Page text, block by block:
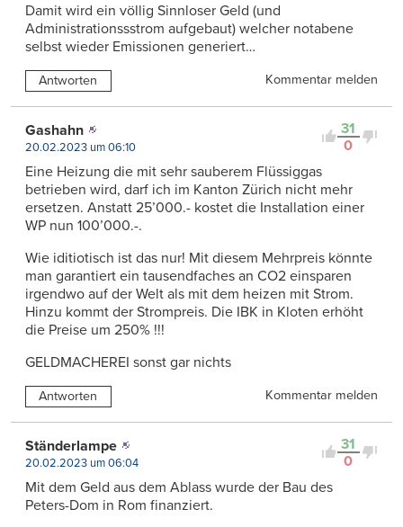
Damit wird ein völlig Sinnloser Geld (und
Administrationssstrom aufgebaut) welcher notabene
selbst wieder Emissionen generiert…
Antworten Kommentar melden
31
0
Gashahn
20.02.2023 um 06:10
Eine Heizung die mit sehr sauberem Flüssiggas
betrieben wird, darf ich im Kanton Zürich nicht mehr
ersetzen. Anstatt 25’000.- kostet die Installation einer
WP nun 100’000.-.
Wie iditiotisch ist das nur! Mit diesem Mehrpreis könnte
man garantiert ein tausendfaches an CO2 einsparen
irgendwo auf der Welt als mit dem heizen mit Strom.
Hinzu kommt der Strompreis. Die IBK in Kloten erhöht
die Preise um 250% !!!
GELDMACHEREI sonst gar nichts
Antworten Kommentar melden
31
0
Ständerlampe
20.02.2023 um 06:04
Mit dem Geld aus dem Ablass wurde der Bau des
Peters-Dom in Rom finanziert.